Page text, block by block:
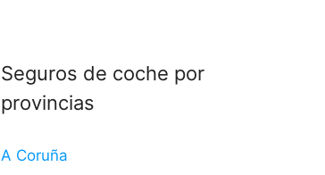
Seguros de coche por
provincias
A Coruña